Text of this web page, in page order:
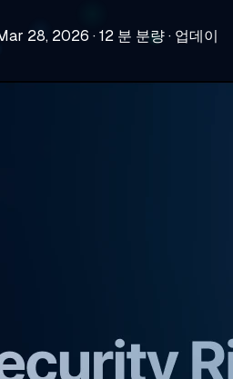
28, 2026 ·12 분 분량· 업데이